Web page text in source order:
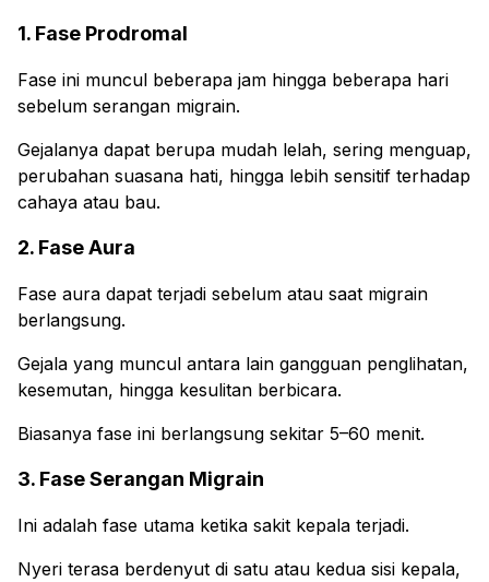
1. Fase Prodromal
Fase ini muncul beberapa jam hingga beberapa hari
sebelum serangan migrain.
Gejalanya dapat berupa mudah lelah, sering menguap,
perubahan suasana hati, hingga lebih sensitif terhadap
cahaya atau bau.
2. Fase Aura
Fase aura dapat terjadi sebelum atau saat migrain
berlangsung.
Gejala yang muncul antara lain gangguan penglihatan,
kesemutan, hingga kesulitan berbicara.
Biasanya fase ini berlangsung sekitar 5–60 menit.
3. Fase Serangan Migrain
Ini adalah fase utama ketika sakit kepala terjadi.
Nyeri terasa berdenyut di satu atau kedua sisi kepala,